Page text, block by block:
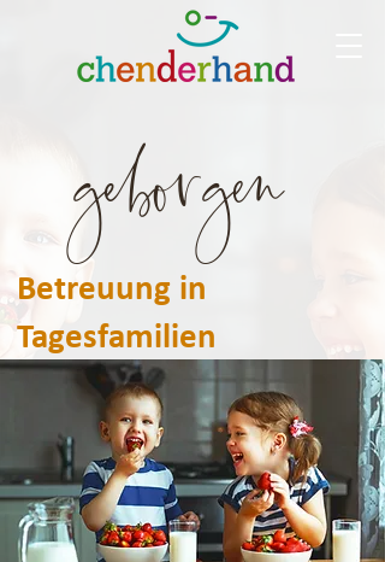
geborgen
Betreuung in
Tagesfamilien